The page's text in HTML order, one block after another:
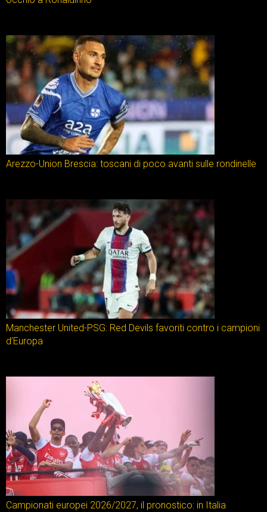
Arezzo-Union Brescia: toscani di poco avanti sulle rondinelle
Manchester United-PSG: Red Devils favoriti contro i campioni
d’Europa
Campionati europei 2026/2027, il pronostico: in Italia